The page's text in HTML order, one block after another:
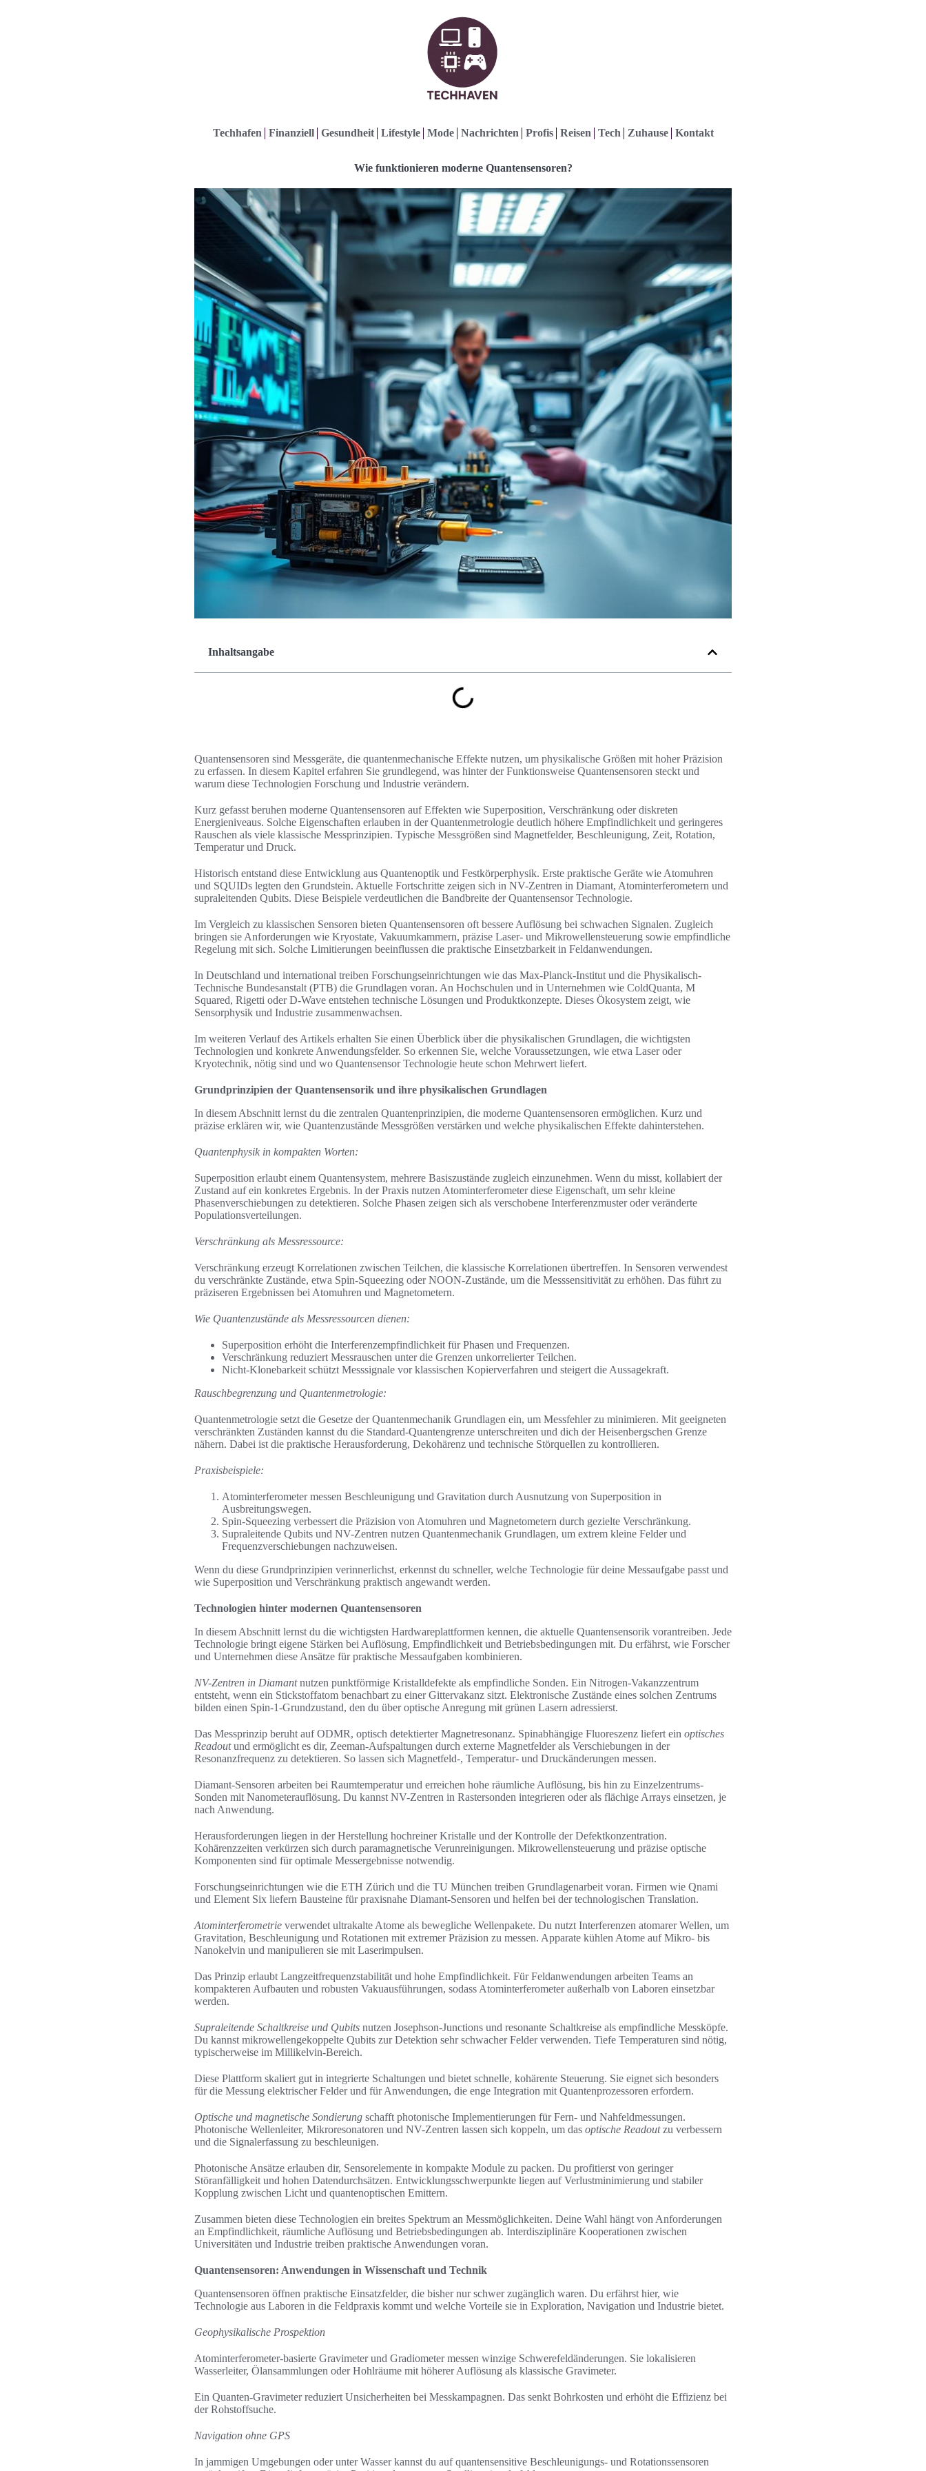
Techhafen Finanziell Gesundheit Lifestyle Mode Nachrichten Profis Reisen Tech Zuhause Kontakt
Wie funktionieren moderne Quantensensoren?
Inhaltsangabe
Quantensensoren sind Messgeräte, die quantenmechanische Effekte nutzen, um physikalische Größen mit hoher Präzision
zu erfassen. In diesem Kapitel erfahren Sie grundlegend, was hinter der Funktionsweise Quantensensoren steckt und
warum diese Technologien Forschung und Industrie verändern.
Kurz gefasst beruhen moderne Quantensensoren auf Effekten wie Superposition, Verschränkung oder diskreten
Energieniveaus. Solche Eigenschaften erlauben in der Quantenmetrologie deutlich höhere Empfindlichkeit und geringeres
Rauschen als viele klassische Messprinzipien. Typische Messgrößen sind Magnetfelder, Beschleunigung, Zeit, Rotation,
Temperatur und Druck.
Historisch entstand diese Entwicklung aus Quantenoptik und Festkörperphysik. Erste praktische Geräte wie Atomuhren
und SQUIDs legten den Grundstein. Aktuelle Fortschritte zeigen sich in NV-Zentren in Diamant, Atominterferometern und
supraleitenden Qubits. Diese Beispiele verdeutlichen die Bandbreite der Quantensensor Technologie.
Im Vergleich zu klassischen Sensoren bieten Quantensensoren oft bessere Auflösung bei schwachen Signalen. Zugleich
bringen sie Anforderungen wie Kryostate, Vakuumkammern, präzise Laser- und Mikrowellensteuerung sowie empfindliche
Regelung mit sich. Solche Limitierungen beeinflussen die praktische Einsetzbarkeit in Feldanwendungen.
In Deutschland und international treiben Forschungseinrichtungen wie das Max-Planck-Institut und die Physikalisch-
Technische Bundesanstalt (PTB) die Grundlagen voran. An Hochschulen und in Unternehmen wie ColdQuanta, M
Squared, Rigetti oder D-Wave entstehen technische Lösungen und Produktkonzepte. Dieses Ökosystem zeigt, wie
Sensorphysik und Industrie zusammenwachsen.
Im weiteren Verlauf des Artikels erhalten Sie einen Überblick über die physikalischen Grundlagen, die wichtigsten
Technologien und konkrete Anwendungsfelder. So erkennen Sie, welche Voraussetzungen, wie etwa Laser oder
Kryotechnik, nötig sind und wo Quantensensor Technologie heute schon Mehrwert liefert.
Grundprinzipien der Quantensensorik und ihre physikalischen Grundlagen
In diesem Abschnitt lernst du die zentralen Quantenprinzipien, die moderne Quantensensoren ermöglichen. Kurz und
präzise erklären wir, wie Quantenzustände Messgrößen verstärken und welche physikalischen Effekte dahinterstehen.
Quantenphysik in kompakten Worten:
Superposition erlaubt einem Quantensystem, mehrere Basiszustände zugleich einzunehmen. Wenn du misst, kollabiert der
Zustand auf ein konkretes Ergebnis. In der Praxis nutzen Atominterferometer diese Eigenschaft, um sehr kleine
Phasenverschiebungen zu detektieren. Solche Phasen zeigen sich als verschobene Interferenzmuster oder veränderte
Populationsverteilungen.
Verschränkung als Messressource:
Verschränkung erzeugt Korrelationen zwischen Teilchen, die klassische Korrelationen übertreffen. In Sensoren verwendest
du verschränkte Zustände, etwa Spin-Squeezing oder NOON-Zustände, um die Messsensitivität zu erhöhen. Das führt zu
präziseren Ergebnissen bei Atomuhren und Magnetometern.
Wie Quantenzustände als Messressourcen dienen:
Superposition erhöht die Interferenzempfindlichkeit für Phasen und Frequenzen.
Verschränkung reduziert Messrauschen unter die Grenzen unkorrelierter Teilchen.
Nicht-Klonebarkeit schützt Messsignale vor klassischen Kopierverfahren und steigert die Aussagekraft.
Rauschbegrenzung und Quantenmetrologie:
Quantenmetrologie setzt die Gesetze der Quantenmechanik Grundlagen ein, um Messfehler zu minimieren. Mit geeigneten
verschränkten Zuständen kannst du die Standard-Quantengrenze unterschreiten und dich der Heisenbergschen Grenze
nähern. Dabei ist die praktische Herausforderung, Dekohärenz und technische Störquellen zu kontrollieren.
Praxisbeispiele:
Atominterferometer messen Beschleunigung und Gravitation durch Ausnutzung von Superposition in
Ausbreitungswegen.
Spin-Squeezing verbessert die Präzision von Atomuhren und Magnetometern durch gezielte Verschränkung.
Supraleitende Qubits und NV-Zentren nutzen Quantenmechanik Grundlagen, um extrem kleine Felder und
Frequenzverschiebungen nachzuweisen.
Wenn du diese Grundprinzipien verinnerlichst, erkennst du schneller, welche Technologie für deine Messaufgabe passt und
wie Superposition und Verschränkung praktisch angewandt werden.
Technologien hinter modernen Quantensensoren
In diesem Abschnitt lernst du die wichtigsten Hardwareplattformen kennen, die aktuelle Quantensensorik vorantreiben. Jede
Technologie bringt eigene Stärken bei Auflösung, Empfindlichkeit und Betriebsbedingungen mit. Du erfährst, wie Forscher
und Unternehmen diese Ansätze für praktische Messaufgaben kombinieren.
NV-Zentren in Diamantnutzen punktförmige Kristalldefekte als empfindliche Sonden. Ein Nitrogen-Vakanzzentrum
entsteht, wenn ein Stickstoffatom benachbart zu einer Gittervakanz sitzt. Elektronische Zustände eines solchen Zentrums
bilden einen Spin-1-Grundzustand, den du über optische Anregung mit grünen Lasern adressierst.
Das Messprinzip beruht auf ODMR, optisch detektierter Magnetresonanz. Spinabhängige Fluoreszenz liefert ein optisches
Readoutund ermöglicht es dir, Zeeman-Aufspaltungen durch externe Magnetfelder als Verschiebungen in der
Resonanzfrequenz zu detektieren. So lassen sich Magnetfeld-, Temperatur- und Druckänderungen messen.
Diamant-Sensoren arbeiten bei Raumtemperatur und erreichen hohe räumliche Auflösung, bis hin zu Einzelzentrums-
Sonden mit Nanometerauflösung. Du kannst NV-Zentren in Rastersonden integrieren oder als flächige Arrays einsetzen, je
nach Anwendung.
Herausforderungen liegen in der Herstellung hochreiner Kristalle und der Kontrolle der Defektkonzentration.
Kohärenzzeiten verkürzen sich durch paramagnetische Verunreinigungen. Mikrowellensteuerung und präzise optische
Komponenten sind für optimale Messergebnisse notwendig.
Forschungseinrichtungen wie die ETH Zürich und die TU München treiben Grundlagenarbeit voran. Firmen wie Qnami
und Element Six liefern Bausteine für praxisnahe Diamant-Sensoren und helfen bei der technologischen Translation.
Atominterferometrie verwendet ultrakalte Atome als bewegliche Wellenpakete. Du nutzt Interferenzen atomarer Wellen, um
Gravitation, Beschleunigung und Rotationen mit extremer Präzision zu messen. Apparate kühlen Atome auf Mikro- bis
Nanokelvin und manipulieren sie mit Laserimpulsen.
Das Prinzip erlaubt Langzeitfrequenzstabilität und hohe Empfindlichkeit. Für Feldanwendungen arbeiten Teams an
kompakteren Aufbauten und robusten Vakuausführungen, sodass Atominterferometer außerhalb von Laboren einsetzbar
werden.
Supraleitende Schaltkreise und Qubits nutzen Josephson-Junctions und resonante Schaltkreise als empfindliche Messköpfe.
Du kannst mikrowellengekoppelte Qubits zur Detektion sehr schwacher Felder verwenden. Tiefe Temperaturen sind nötig,
typischerweise im Millikelvin-Bereich.
Diese Plattform skaliert gut in integrierte Schaltungen und bietet schnelle, kohärente Steuerung. Sie eignet sich besonders
für die Messung elektrischer Felder und für Anwendungen, die enge Integration mit Quantenprozessoren erfordern.
Optische und magnetische Sondierung schafft photonische Implementierungen für Fern- und Nahfeldmessungen.
Photonische Wellenleiter, Mikroresonatoren und NV-Zentren lassen sich koppeln, um das optische Readoutzu verbessern
und die Signalerfassung zu beschleunigen.
Photonische Ansätze erlauben dir, Sensorelemente in kompakte Module zu packen. Du profitierst von geringer
Störanfälligkeit und hohen Datendurchsätzen. Entwicklungsschwerpunkte liegen auf Verlustminimierung und stabiler
Kopplung zwischen Licht und quantenoptischen Emittern.
Zusammen bieten diese Technologien ein breites Spektrum an Messmöglichkeiten. Deine Wahl hängt von Anforderungen
an Empfindlichkeit, räumliche Auflösung und Betriebsbedingungen ab. Interdisziplinäre Kooperationen zwischen
Universitäten und Industrie treiben praktische Anwendungen voran.
Quantensensoren: Anwendungen in Wissenschaft und Technik
Quantensensoren öffnen praktische Einsatzfelder, die bisher nur schwer zugänglich waren. Du erfährst hier, wie
Technologie aus Laboren in die Feldpraxis kommt und welche Vorteile sie in Exploration, Navigation und Industrie bietet.
Geophysikalische Prospektion
Atominterferometer-basierte Gravimeter und Gradiometer messen winzige Schwerefeldänderungen. Sie lokalisieren
Wasserleiter, Ölansammlungen oder Hohlräume mit höherer Auflösung als klassische Gravimeter.
Ein Quanten-Gravimeter reduziert Unsicherheiten bei Messkampagnen. Das senkt Bohrkosten und erhöht die Effizienz bei
der Rohstoffsuche.
Navigation ohne GPS
In jammigen Umgebungen oder unter Wasser kannst du auf quantensensitive Beschleunigungs- und Rotationssensoren